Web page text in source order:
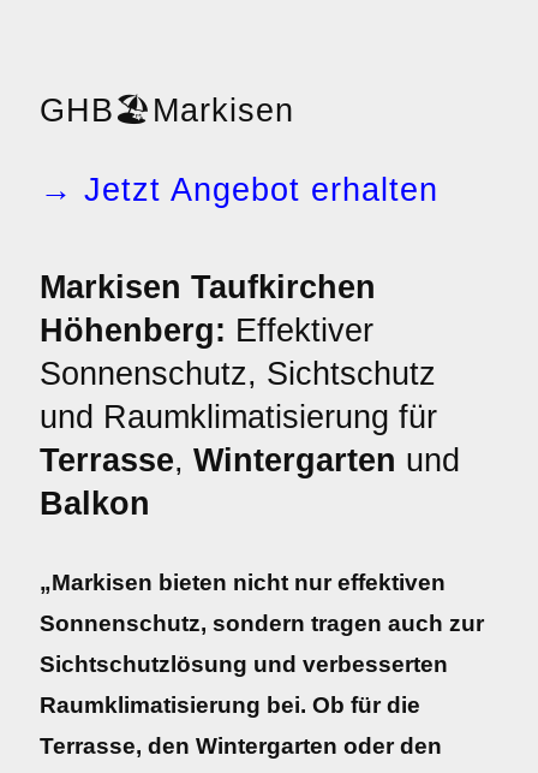
GHB🏖️ Markisen
→ Jetzt Angebot erhalten
Markisen Taufkirchen
Höhenberg: Effektiver
Sonnenschutz, Sichtschutz
und Raumklimatisierung für
Terrasse, Wintergarten und
Balkon
„Markisen bieten nicht nur effektiven
Sonnenschutz, sondern tragen auch zur
Sichtschutzlösung und verbesserten
Raumklimatisierung bei. Ob für die
Terrasse, den Wintergarten oder den